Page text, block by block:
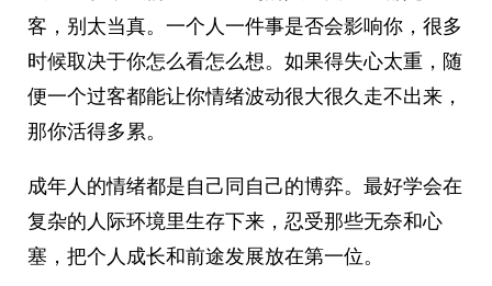
客，别太当真。一个人一件事是否会影响你，很多
时候取决于你怎么看怎么想。如果得失心太重，随
便一个过客都能让你情绪波动很大很久走不出来，
那你活得多累。
成年人的情绪都是自己同自己的博弈。最好学会在
复杂的人际环境里生存下来，忍受那些无奈和心
塞，把个人成长和前途发展放在第一位。